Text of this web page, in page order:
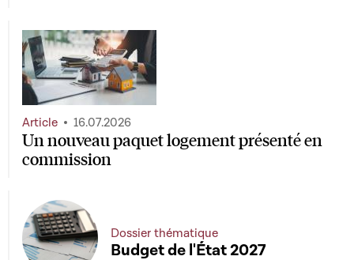
Un nouveau paquet logement présenté en
commission
Article 16.07.2026
Budget de l'État 2027
Dossier thématique